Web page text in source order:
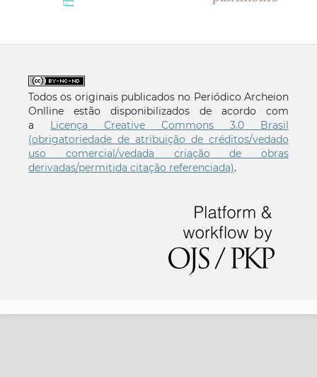
Todos os originais publicados no Periódico Archeion
Onlline estão disponibilizados de acordo com
a Licença Creative Commons 3.0 Brasil
(obrigatoriedade de atribuição de créditos/vedado
uso comercial/vedada criação de obras
derivadas/permitida citação referenciada).